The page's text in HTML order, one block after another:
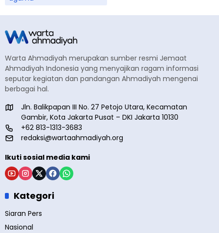
Warta Ahmadiyah merupakan sumber resmi Jemaat
Ahmadiyah Indonesia yang menyajikan ragam informasi
seputar kegiatan dan pandangan Ahmadiyah mengenai
berbagai hal.
Jln. Balikpapan III No. 27 Petojo Utara, Kecamatan
Gambir, Kota Jakarta Pusat – DKI Jakarta 10130
+62 813-1313-3683
redaksi@wartaahmadiyah.org
Ikuti sosial media kami
Kategori
Siaran Pers
Nasional